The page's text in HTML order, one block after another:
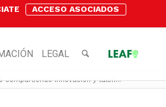
ACCESO ASOCIADOS
LEGAL
compartiendo innovación y talen...